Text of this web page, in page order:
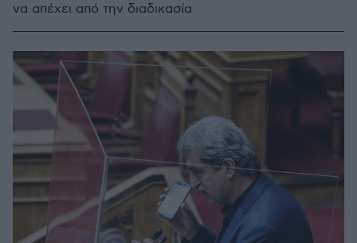
να απέχει από την διαδικασία